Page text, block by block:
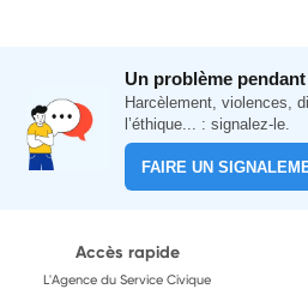
Un problème
Harcèlement, violences,
l’éthique... : signalez-le.
FAIRE UN
Accès rapide
L'Agence du Service Civique